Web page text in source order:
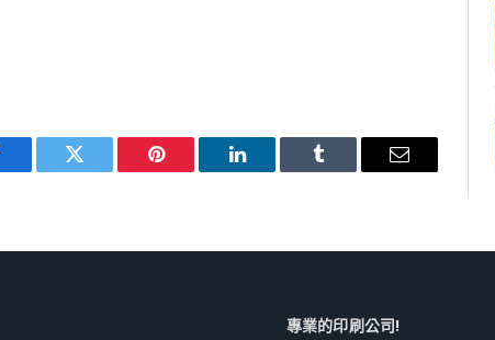
Twitter Pinterest LinkedIn Tumblr Email
專業的印刷公司!